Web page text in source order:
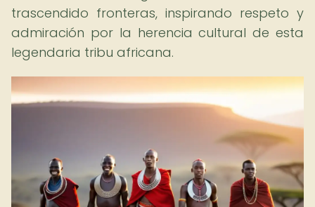
trascendido fronteras, inspirando respeto y
admiración por la herencia cultural de esta
legendaria tribu africana.